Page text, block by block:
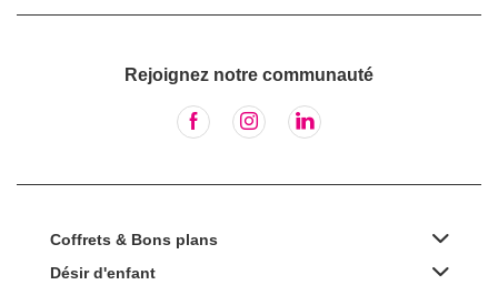
Rejoignez notre communauté
Coffrets & Bons plans
Désir d'enfant